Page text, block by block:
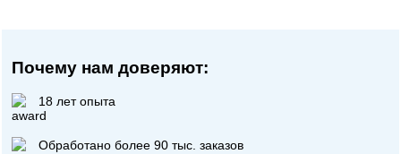
Почему нам доверяют:
18 лет опыта
Обработано более 90 тыс. заказов